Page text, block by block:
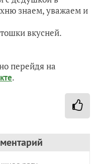
знаем, уважаем и
вкусней.
перейдя на
.